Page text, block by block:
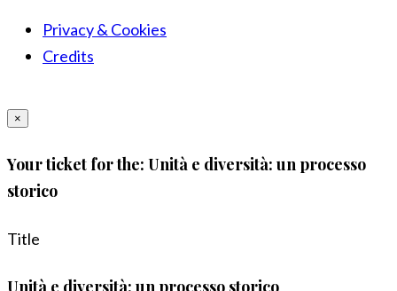
Privacy & Cookies
Credits
×
Your ticket for the: Unità e diversità: un processo
storico
Title
Unità e diversità: un processo storico